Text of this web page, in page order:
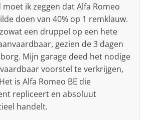
ik zeggen dat Alfa Romeo
doen van 40% op 1 remklauw.
een druppel op een hete
gezien de 3 dagen
Mijn garage deed het nodige
voorstel te verkrijgen,
is Alfa Romeo BE die
repliceert en absoluut
handelt.